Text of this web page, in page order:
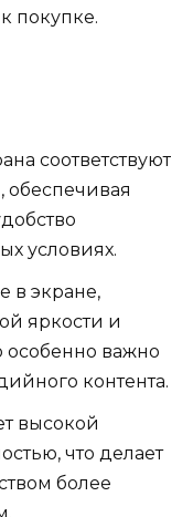
покупке.
соответствуют
обеспечивая
условиях.
в экране,
яркости и
особенно важно
контента.
высокой
что делает
более